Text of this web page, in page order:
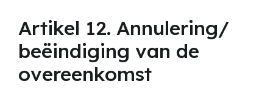
Artikel 12. Annulering/
beëindiging van de
overeenkomst